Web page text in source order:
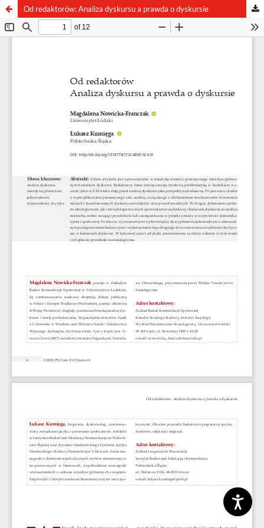
Od redaktorów: Analiza dyskursu a prawda o dyskursie